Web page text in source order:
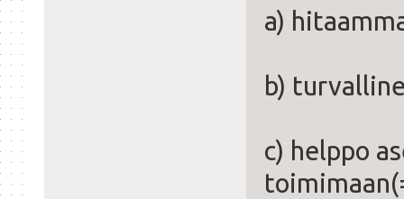
a)
b)
c) helppo